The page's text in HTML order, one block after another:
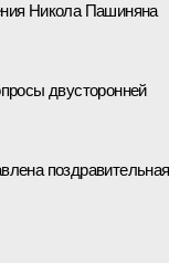
Никола Пашиняна
двусторонней
поздравительная